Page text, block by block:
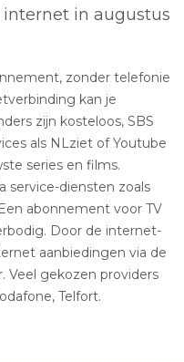
in augustus
zonder telefonie
kan je
zijn kosteloos, SBS
als NLziet of Youtube
series en films.
service-diensten zoals
abonnement voor TV
Door de internet-
aanbiedingen via de
Veel gekozen providers
Telfort.